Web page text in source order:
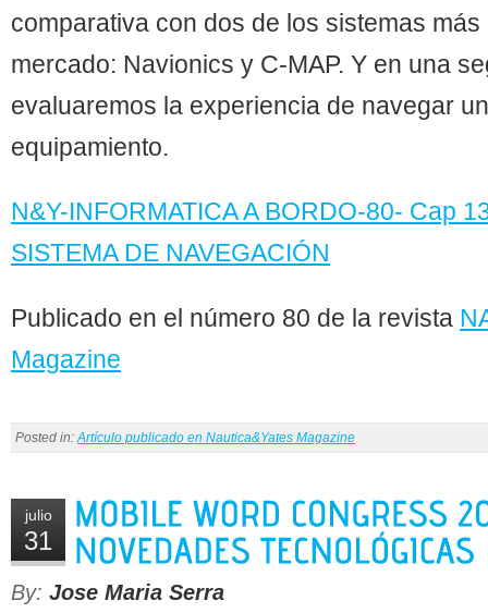
comparativa con dos de los sistemas
mercado: Navionics y C-MAP. Y en una
evaluaremos la experiencia de navegar
equipamiento.
N&Y-INFORMATICA A BORDO-80- Cap
SISTEMA DE NAVEGACIÓN
Publicado en el número 80 de la revista
Magazine
Posted in: Artículo publicado en Nautica&Yates Magazine
julio
31
By: Jose Maria Serra